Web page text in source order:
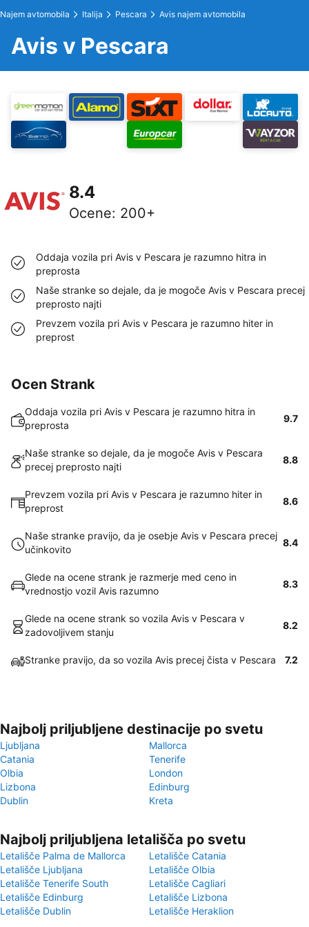
Najem avtomobila Italija Pescara Avis najem avtomobila
Avis v Pescara
8.4
Ocene: 200+
Oddaja vozila pri Avis v Pescara je razumno hitra in
preprosta
Naše stranke so dejale, da je mogoče Avis v Pescara precej
preprosto najti
Prevzem vozila pri Avis v Pescara je razumno hiter in
preprost
Ocen Strank
Oddaja vozila pri Avis v Pescara je razumno hitra in
preprosta
9.7
Naše stranke so dejale, da je mogoče Avis v Pescara
precej preprosto najti
8.8
Prevzem vozila pri Avis v Pescara je razumno hiter in
preprost
8.6
Naše stranke pravijo, da je osebje Avis v Pescara precej
učinkovito
8.4
Glede na ocene strank je razmerje med ceno in
vrednostjo vozil Avis razumno
8.3
Glede na ocene strank so vozila Avis v Pescara v
zadovoljivem stanju
8.2
Stranke pravijo, da so vozila Avis precej čista v Pescara 7.2
Najbolj priljubljene destinacije po svetu
Ljubljana
Mallorca
Catania
Tenerife
Olbia
London
Lizbona
Edinburg
Dublin
Kreta
Najbolj priljubljena letališča po svetu
Letališče Palma de Mallorca
Letališče Catania
Letališče Ljubljana
Letališče Olbia
Letališče Tenerife South
Letališče Cagliari
Letališče Edinburg
Letališče Lizbona
Letališče Dublin
Letališče Heraklion